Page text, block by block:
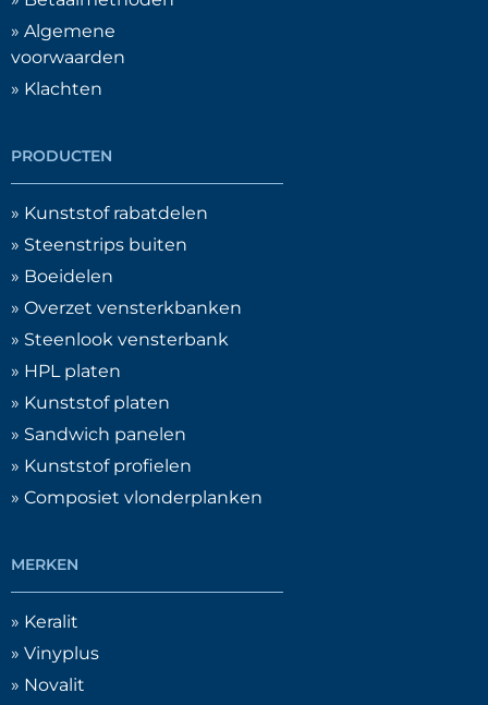
» Algemene
voorwaarden
» Klachten
PRODUCTEN
» Kunststof rabatdelen
» Steenstrips buiten
» Boeidelen
» Overzet vensterkbanken
» Steenlook vensterbank
» HPL platen
» Kunststof platen
» Sandwich panelen
» Kunststof profielen
» Composiet vlonderplanken
MERKEN
» Keralit
» Vinyplus
» Novalit